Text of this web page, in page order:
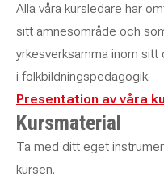
Alla våra kursledare har
sitt ämnesområde och
yrkesverksamma inom
i folkbildningspedagogik.
Presentation av våra
Kursmaterial
Ta med ditt eget
kursen.